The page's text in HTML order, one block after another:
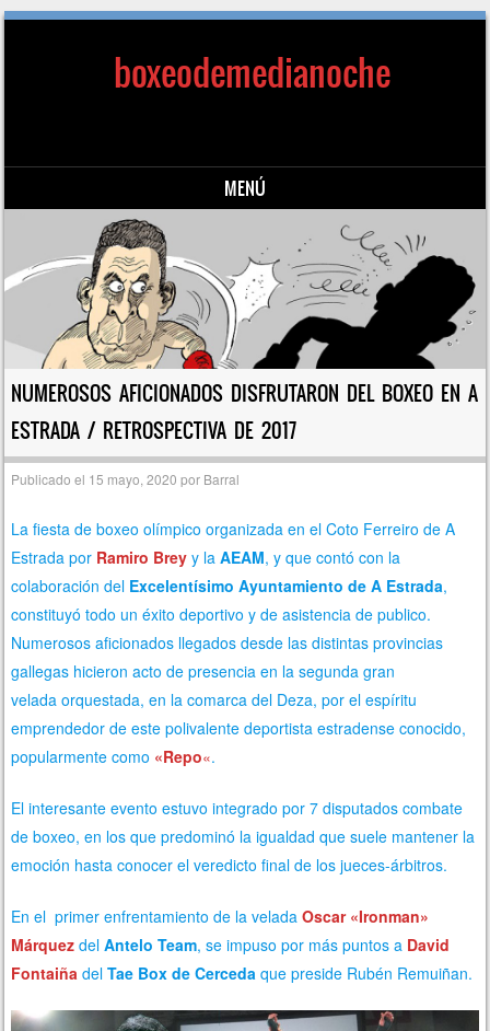
boxeodemedianoche
MENÚ
Saltar al contenido
NUMEROSOS AFICIONADOS DISFRUTARON DEL BOXEO EN A
ESTRADA / RETROSPECTIVA DE 2017
Publicado el 15 mayo, 2020 por Barral
La fiesta de boxeo olímpico organizada en el Coto Ferreiro de A
Estrada por Ramiro Brey y la AEAM, y que contó con la
colaboración del Excelentísimo Ayuntamiento de A Estrada,
constituyó todo un éxito deportivo y de asistencia de publico.
Numerosos aficionados llegados desde las distintas provincias
gallegas hicieron acto de presencia en la segunda gran
velada orquestada, en la comarca del Deza, por el espíritu
emprendedor de este polivalente deportista estradense conocido,
popularmente como «Repo«.
El interesante evento estuvo integrado por 7 disputados combate
de boxeo, en los que predominó la igualdad que suele mantener la
emoción hasta conocer el veredicto final de los jueces-árbitros.
En el primer enfrentamiento de la veladaOscar «Ironman»
Márquez delAntelo Team, se impuso por más puntos a David
Fontaiña delTae Box de Cerceda que preside Rubén Remuiñan.